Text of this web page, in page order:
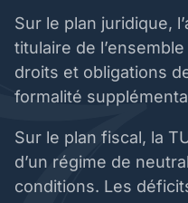
Sur le plan juridique,
titulaire de
droits et obligations
formalité
Sur le plan fiscal, la
d’un régime de
conditions. Les